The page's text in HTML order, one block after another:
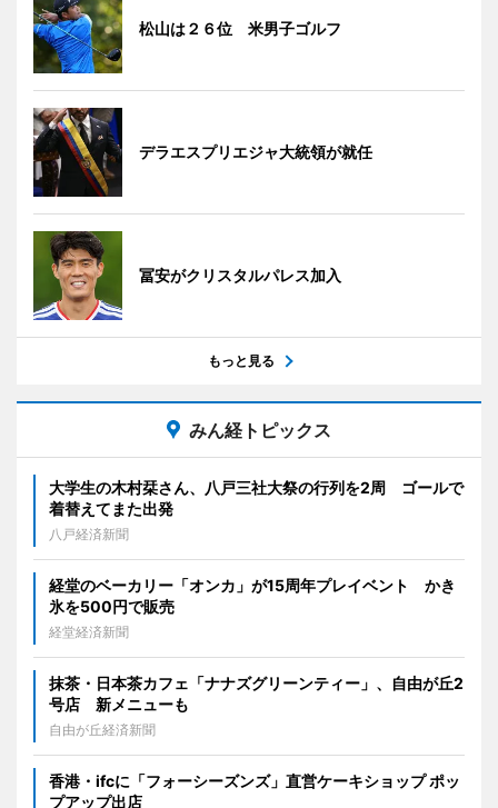
松山は２６位 米男子ゴルフ
デラエスプリエジャ大統領が就任
冨安がクリスタルパレス加入
もっと見る
みん経トピックス
大学生の木村栞さん、八戸三社大祭の行列を2周 ゴールで
着替えてまた出発
八戸経済新聞
経堂のベーカリー「オンカ」が15周年プレイベント かき
氷を500円で販売
経堂経済新聞
抹茶・日本茶カフェ「ナナズグリーンティー」、自由が丘2
号店 新メニューも
自由が丘経済新聞
香港・ifcに「フォーシーズンズ」直営ケーキショップ ポッ
プアップ出店